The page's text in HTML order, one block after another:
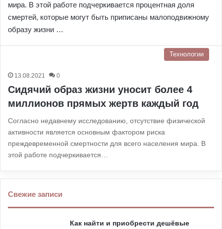
мира. В этой работе подчеркивается процентная доля
смертей, которые могут быть приписаны малоподвижному
образу жизни …
Технологии
13.08.2021 0
Сидячий образ жизни уносит более 4
миллионов прямых жертв каждый год
Согласно недавнему исследованию, отсутствие физической
активности является основным фактором риска
преждевременной смертности для всего населения мира. В
этой работе подчеркивается…
Свежие записи
Как найти и приобрести дешёвые